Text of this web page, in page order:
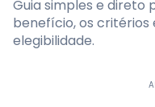
Guia simples e direto
benefício, os
elegibilidade.